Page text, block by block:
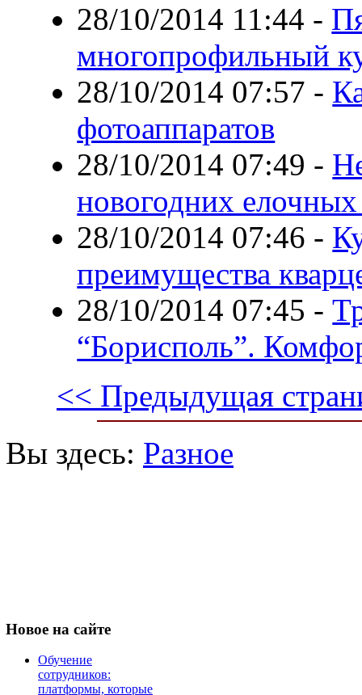
28/10/2014 11:44 -
многопрофильный
28/10/2014 07:57 -
фотоаппаратов
28/10/2014 07:49 -
новогодних
28/10/2014 07:46 -
преимущества
28/10/2014 07:45 -
“Борисполь”.
<< Предыдущая
Вы здесь: Разное
Новое на сайте
Обучение
сотрудников:
платформы, которые